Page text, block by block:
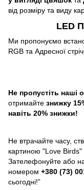
від розміру та виду
LED
Ми пропонуємо
RGB та Адресної
Не пропустіть наші
отримайте знижку
навіть 20% знижки!
Не втрачайте часу,
картиною "Love Birds"
Зателефонуйте або
номером +380 (73)
сьогодні!”